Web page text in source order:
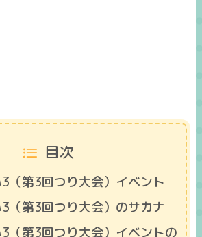
目次
（第3回つり大会）イベント
（第3回つり大会）のサカナ
（第3回つり大会）イベントの